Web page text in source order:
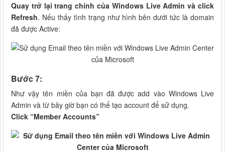
Quay trở lại trang chính của Windows Live Admin và click
Refresh. Nếu thấy tình trạng như hình bên dưới tức là domain
đã được Active:
Bước 7:
Như vậy tên miền của bạn đã được add vào Windows Live
Admin và từ bây giờ bạn có thể tạo account để sử dụng.
Click “Member Accounts”